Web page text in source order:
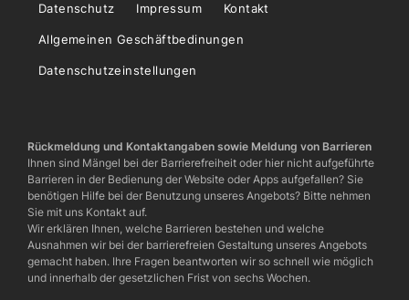
Datenschutz Impressum Kontakt
Allgemeinen Geschäftbedinungen
Datenschutzeinstellungen
Rückmeldung und Kontaktangaben sowie Meldung von Barrieren
Ihnen sind Mängel bei der Barrierefreiheit oder hier nicht aufgeführte
Barrieren in der Bedienung der Website oder Apps aufgefallen? Sie
benötigen Hilfe bei der Benutzung unseres Angebots? Bitte nehmen
Sie mit uns Kontakt auf.
Wir erklären Ihnen, welche Barrieren bestehen und welche
Ausnahmen wir bei der barrierefreien Gestaltung unseres Angebots
gemacht haben. Ihre Fragen beantworten wir so schnell wie möglich
und innerhalb der gesetzlichen Frist von sechs Wochen.